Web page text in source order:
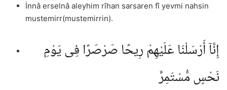
İnnâ erselnâ aleyhim rîhan sarsaren fî yevmi nahsin
mustemirr(mustemirrin).
إِنَّآ أَرْسَلْنَا عَلَيْهِمْ رِيحًا صَرْصَرًا فِى يَوْمِ
نَحْسٍ مُّسْتَمِرٍّ